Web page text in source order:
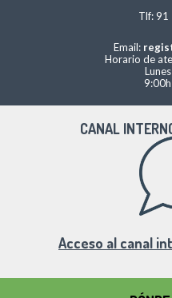
Tlf: 91
Email:
Horario de
CANAL
Acceso al canal